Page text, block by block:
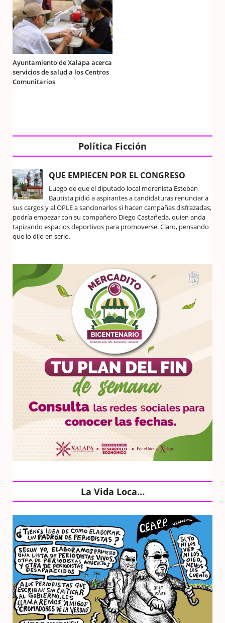
Ayuntamiento de Xalapa acerca
servicios de salud a los Centros
Comunitarios
Política Ficción
QUE EMPIECEN POR EL CONGRESO
Luego de que el diputado local morenista Esteban
Bautista pidió a aspirantes a candidaturas renunciar a
sus cargos y al OPLE a sancionarlos si hacen campañas disfrazadas,
podría empezar con su compañero Diego Castañeda, quien anda
tapizando espacios deportivos para promoverse. Claro, pensando
que lo dijo en serio.
La Vida Loca…